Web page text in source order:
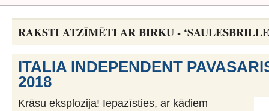
RAKSTI ATZĪMĒTI AR BIRKU -
ITALIA INDEPENDENT
2018
Krāsu eksplozija! Iepazīsties, ar kādiem